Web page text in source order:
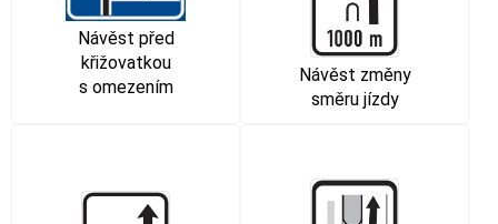
Návěst před
křižovatkou
s omezením
Návěst změny
směru jízdy